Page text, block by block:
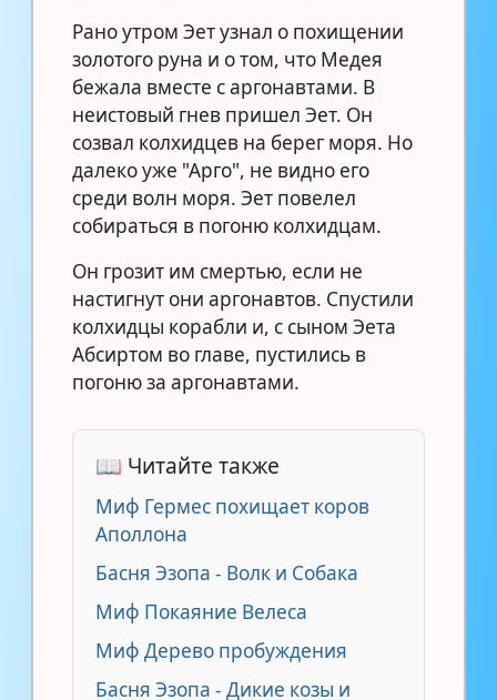
Рано утром Эет узнал о похищении
золотого руна и о том, что Медея
бежала вместе с аргонавтами. В
неистовый гнев пришел Эет. Он
созвал колхидцев на берег моря. Но
далеко уже "Арго", не видно его
среди волн моря. Эет повелел
собираться в погоню колхидцам.
Он грозит им смертью, если не
настигнут они аргонавтов. Спустили
колхидцы корабли и, с сыном Эета
Абсиртом во главе, пустились в
погоню за аргонавтами.
📖 Читайте также
Миф Гермес похищает коров
Аполлона
Басня Эзопа - Волк и Собака
Миф Покаяние Велеса
Миф Дерево пробуждения
Басня Эзопа - Дикие козы и